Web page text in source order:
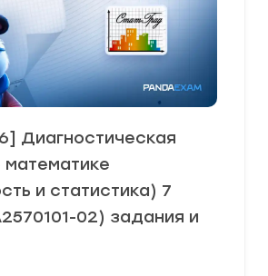
Диагностическая
математике
и статистика) 7
02) задания и